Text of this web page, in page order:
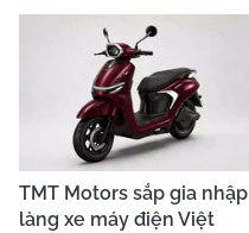
TMT Motors sắp gia nhập
làng xe máy điện Việt